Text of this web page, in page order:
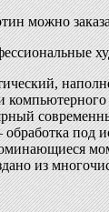
можно
под
из